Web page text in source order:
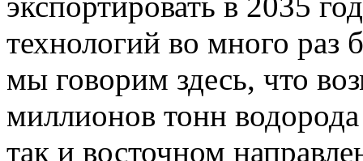
технологий во много раз
мы говорим здесь, что
миллионов тонн
так и восточном